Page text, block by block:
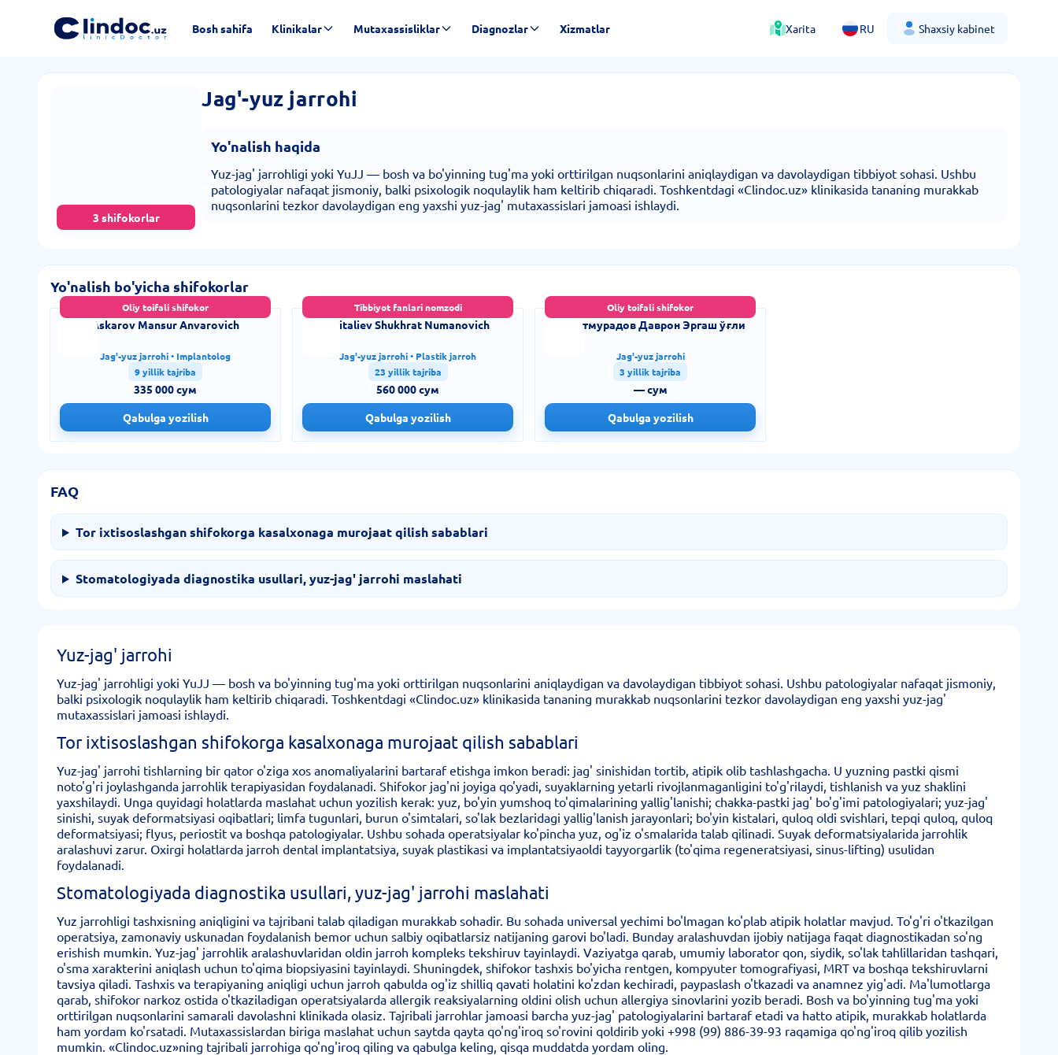
Bosh sahifa Klinikalar Mutaxassisliklar Diagnozlar Xizmatlar Xarita RU Shaxsiy kabinet
3 shifokorlar
Jag'-yuz jarrohi
Yo'nalish haqida
Yuz-jag' jarrohligi yoki YuJJ — bosh va bo'yinning tug'ma yoki orttirilgan nuqsonlarini aniqlaydigan va davolaydigan tibbiyot sohasi. Ushbu
patologiyalar nafaqat jismoniy, balki psixologik noqulaylik ham keltirib chiqaradi. Toshkentdagi «Clindoc.uz» klinikasida tananing murakkab
nuqsonlarini tezkor davolaydigan eng yaxshi yuz-jag' mutaxassislari jamoasi ishlaydi.
Yo'nalish bo'yicha shifokorlar
Oliy toifali shifokor
Askarov Mansur Anvarovich
Jag'-yuz jarrohi • Implantolog
9 yillik tajriba
335 000 сум
Qabulga yozilish
Tibbiyot fanlari nomzodi
Iigitaliev Shukhrat Numanovich
Jag'-yuz jarrohi • Plastik jarroh
23 yillik tajriba
560 000 сум
Qabulga yozilish
Oliy toifali shifokor
Хайитмурадов Даврон Эргаш ўғли
Jag'-yuz jarrohi
3 yillik tajriba
— сум
Qabulga yozilish
FAQ
Tor ixtisoslashgan shifokorga kasalxonaga murojaat qilish sabablari
Stomatologiyada diagnostika usullari, yuz-jag' jarrohi maslahati
Yuz-jag' jarrohi
Yuz-jag' jarrohligi yoki YuJJ — bosh va bo'yinning tug'ma yoki orttirilgan nuqsonlarini aniqlaydigan va davolaydigan tibbiyot sohasi. Ushbu patologiyalar nafaqat jismoniy,
balki psixologik noqulaylik ham keltirib chiqaradi. Toshkentdagi «Clindoc.uz» klinikasida tananing murakkab nuqsonlarini tezkor davolaydigan eng yaxshi yuz-jag'
mutaxassislari jamoasi ishlaydi.
Tor ixtisoslashgan shifokorga kasalxonaga murojaat qilish sabablari
Yuz-jag' jarrohi tishlarning bir qator o'ziga xos anomaliyalarini bartaraf etishga imkon beradi: jag' sinishidan tortib, atipik olib tashlashgacha. U yuzning pastki qismi
noto'g'ri joylashganda jarrohlik terapiyasidan foydalanadi. Shifokor jag'ni joyiga qo'yadi, suyaklarning yetarli rivojlanmaganligini to'g'rilaydi, tishlanish va yuz shaklini
yaxshilaydi. Unga quyidagi holatlarda maslahat uchun yozilish kerak: yuz, bo'yin yumshoq to'qimalarining yallig'lanishi; chakka-pastki jag' bo'g'imi patologiyalari; yuz-jag'
sinishi, suyak deformatsiyasi oqibatlari; limfa tugunlari, burun o'simtalari, so'lak bezlaridagi yallig'lanish jarayonlari; bo'yin kistalari, quloq oldi svishlari, tepqi quloq, quloq
deformatsiyasi; flyus, periostit va boshqa patologiyalar. Ushbu sohada operatsiyalar ko'pincha yuz, og'iz o'smalarida talab qilinadi. Suyak deformatsiyalarida jarrohlik
aralashuvi zarur. Oxirgi holatlarda jarroh dental implantatsiya, suyak plastikasi va implantatsiyaoldi tayyorgarlik (to'qima regeneratsiyasi, sinus-lifting) usulidan
foydalanadi.
Stomatologiyada diagnostika usullari, yuz-jag' jarrohi maslahati
Yuz jarrohligi tashxisning aniqligini va tajribani talab qiladigan murakkab sohadir. Bu sohada universal yechimi bo'lmagan ko'plab atipik holatlar mavjud. To'g'ri o'tkazilgan
operatsiya, zamonaviy uskunadan foydalanish bemor uchun salbiy oqibatlarsiz natijaning garovi bo'ladi. Bunday aralashuvdan ijobiy natijaga faqat diagnostikadan so'ng
erishish mumkin. Yuz-jag' jarrohlik aralashuvlaridan oldin jarroh kompleks tekshiruv tayinlaydi. Vaziyatga qarab, umumiy laborator qon, siydik, so'lak tahlillaridan tashqari,
o'sma xarakterini aniqlash uchun to'qima biopsiyasini tayinlaydi. Shuningdek, shifokor tashxis bo'yicha rentgen, kompyuter tomografiyasi, MRT va boshqa tekshiruvlarni
tavsiya qiladi. Tashxis va terapiyaning aniqligi uchun jarroh qabulda og'iz shilliq qavati holatini ko'zdan kechiradi, paypaslash o'tkazadi va anamnez yig'adi. Ma'lumotlarga
qarab, shifokor narkoz ostida o'tkaziladigan operatsiyalarda allergik reaksiyalarning oldini olish uchun allergiya sinovlarini yozib beradi. Bosh va bo'yinning tug'ma yoki
orttirilgan nuqsonlarini samarali davolashni klinikada olasiz. Tajribali jarrohlar jamoasi barcha yuz-jag' patologiyalarini bartaraf etadi va hatto atipik, murakkab holatlarda
ham yordam ko'rsatadi. Mutaxassislardan biriga maslahat uchun saytda qayta qo'ng'iroq so'rovini qoldirib yoki +998 (99) 886-39-93 raqamiga qo'ng'iroq qilib yozilish
mumkin. «Clindoc.uz»ning tajribali jarrohiga qo'ng'iroq qiling va qabulga keling, qisqa muddatda yordam oling.